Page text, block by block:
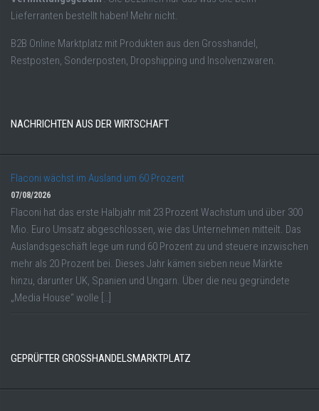
Lieferranten bestellt haben! Mehr nicht.
B2B Online Marktplatz mit Produkten aus den Grosshandel,
Restposten, Sonderposten, Dropshipping und Insolvenzwaren.
NACHRICHTEN AUS DER WIRTSCHAFT
Flaconi wächst im Ausland um 60 Prozent
07/08/2026
Flaconi hat das erste Halbjahr mit 23 Prozent Wachstum und über 300
Mio. Euro Umsatz abgeschlossen, wie das Unternehmen mitteilt. Das
Auslandsgeschäft lege um rund 60 Prozent zu und steuere inzwischen
mehr als 20 Prozent bei. Dieses Jahr kämen sieben neue Märkte
hinzu, darunter UK, Spanien und Ungarn. Über die neu gegründete
„Media House“ wolle […]
GEPRÜFTER GROSSHANDELSMARKTPLATZ